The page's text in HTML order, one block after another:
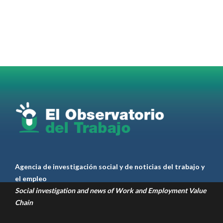
RT@casdcamioneros
1 1 Twitter
Agencia de investigación social y de noticias del trabajo y
el empleo
Social investigation and news of Work and Employment Value
Chain